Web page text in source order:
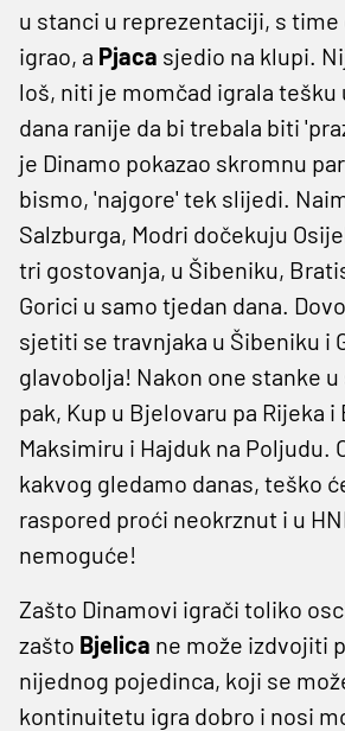
u stanci u reprezentaciji, s time
igrao, a Pjaca sjedio na klupi.
loš, niti je momčad igrala
dana ranije da bi trebala biti
je Dinamo pokazao skromnu
bismo, 'najgore' tek slijedi.
Salzburga, Modri dočekuju
tri gostovanja, u Šibeniku,
Gorici u samo tjedan dana.
sjetiti se travnjaka u Šibeniku i
glavobolja! Nakon one stanke
pak, Kup u Bjelovaru pa Rijeka i
Maksimiru i Hajduk na Poljudu.
kakvog gledamo danas, teško
raspored proći neokrznut i u
nemoguće!
Zašto Dinamovi igrači toliko
zašto Bjelica ne može izdvojiti
nijednog pojedinca, koji se
kontinuitetu igra dobro i nosi